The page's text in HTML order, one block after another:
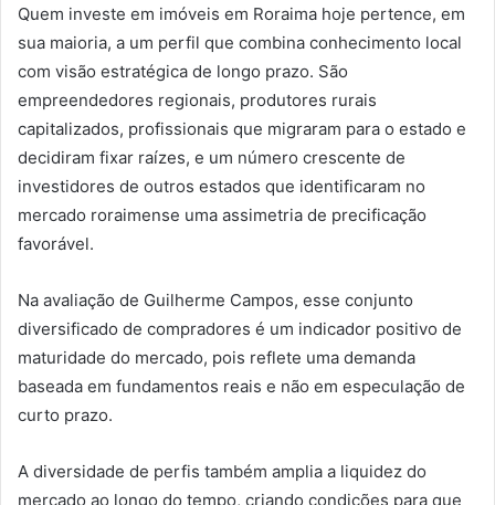
Quem investe em imóveis em Roraima hoje pertence, em
sua maioria, a um perfil que combina conhecimento local
com visão estratégica de longo prazo. São
empreendedores regionais, produtores rurais
capitalizados, profissionais que migraram para o estado e
decidiram fixar raízes, e um número crescente de
investidores de outros estados que identificaram no
mercado roraimense uma assimetria de precificação
favorável.
Na avaliação de Guilherme Campos, esse conjunto
diversificado de compradores é um indicador positivo de
maturidade do mercado, pois reflete uma demanda
baseada em fundamentos reais e não em especulação de
curto prazo.
A diversidade de perfis também amplia a liquidez do
mercado ao longo do tempo, criando condições para que